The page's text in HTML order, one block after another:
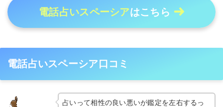
電話占いスペーシアはこちら
電話占いスペーシア口コミ
占いって相性の良い悪いが鑑定を左右するっ